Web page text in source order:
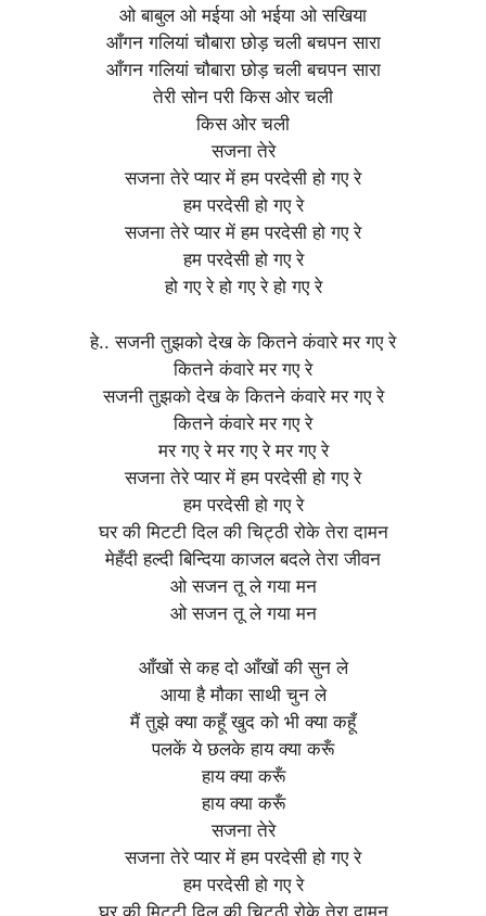
ओ बाबुल ओ मईया ओ भईया ओ सखिया
आँगन गलियां चौबारा छोड़ चली बचपन सारा
आँगन गलियां चौबारा छोड़ चली बचपन सारा
तेरी सोन परी किस ओर चली
किस ओर चली
सजना तेरे
सजना तेरे प्यार में हम परदेसी हो गए रे
हम परदेसी हो गए रे
सजना तेरे प्यार में हम परदेसी हो गए रे
हम परदेसी हो गए रे
हो गए रे हो गए रे हो गए रे
हे.. सजनी तुझको देख के कितने कंवारे मर गए रे
कितने कंवारे मर गए रे
सजनी तुझको देख के कितने कंवारे मर गए रे
कितने कंवारे मर गए रे
मर गए रे मर गए रे मर गए रे
सजना तेरे प्यार में हम परदेसी हो गए रे
हम परदेसी हो गए रे
घर की मिटटी दिल की चिट्ठी रोके तेरा दामन
मेहँदी हल्दी बिन्दिया काजल बदले तेरा जीवन
ओ सजन तू ले गया मन
ओ सजन तू ले गया मन
आँखों से कह दो आँखों की सुन ले
आया है मौका साथी चुन ले
मैं तुझे क्या कहूँ खुद को भी क्या कहूँ
पलकें ये छलके हाय क्या करूँ
हाय क्या करूँ
हाय क्या करूँ
सजना तेरे
सजना तेरे प्यार में हम परदेसी हो गए रे
हम परदेसी हो गए रे
घर की मिटटी दिल की चिट्ठी रोके तेरा दामन